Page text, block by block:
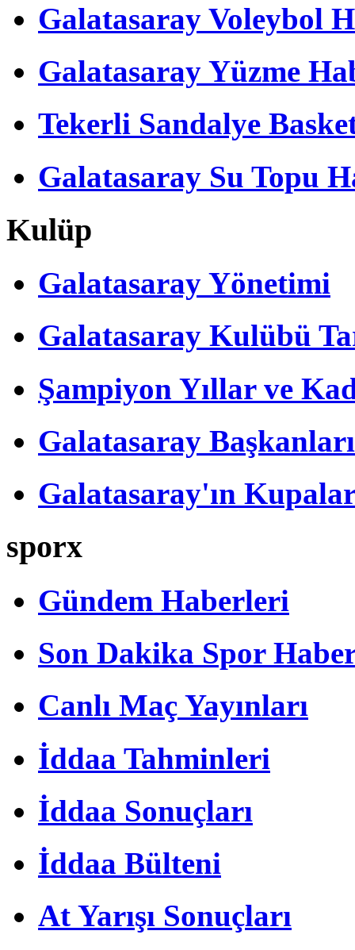
Galatasaray Voleybol
Galatasaray Yüzme
Tekerli Sandalye
Galatasaray Su Topu
Kulüp
Galatasaray Yönetimi
Galatasaray Kulübü
Şampiyon Yıllar ve
Galatasaray Başkanları
Galatasaray'ın
sporx
Gündem Haberleri
Son Dakika Spor
Canlı Maç Yayınları
İddaa Tahminleri
İddaa Sonuçları
İddaa Bülteni
At Yarışı Sonuçları